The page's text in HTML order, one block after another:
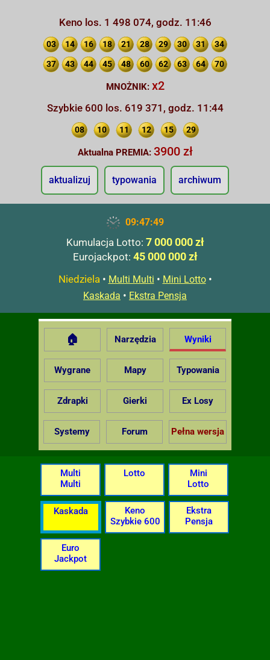
Keno los. 1 498 074, godz. 11:46
03 14 16 18 21 28 29 30 31 34
37 43 44 45 48 60 62 63 64 70
MNOŻNIK: x2
Szybkie 600 los. 619 371, godz. 11:44
08 10 11 12 15 29
Aktualna PREMIA: 3900 zł
aktualizuj typowania archiwum
09:47:50
Kumulacja Lotto: 7 000 000 zł
Eurojackpot: 45 000 000 zł
Niedziela• Multi Multi • Mini Lotto•
Kaskada • Ekstra Pensja
🏠 Narzędzia Wyniki
Wygrane Mapy Typowania
Zdrapki Gierki Ex Losy
Systemy Forum Pełna wersja
Multi
Multi
Lotto
Mini
Lotto
Kaskada
Keno
Szybkie 600
Ekstra
Pensja
Euro
Jackpot